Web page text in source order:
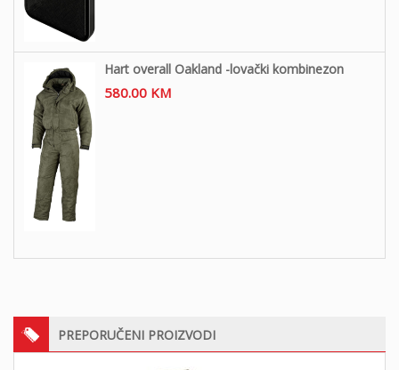
Hart overall Oakland -lovački kombinezon
580.00 KM
PREPORUČENI PROIZVODI